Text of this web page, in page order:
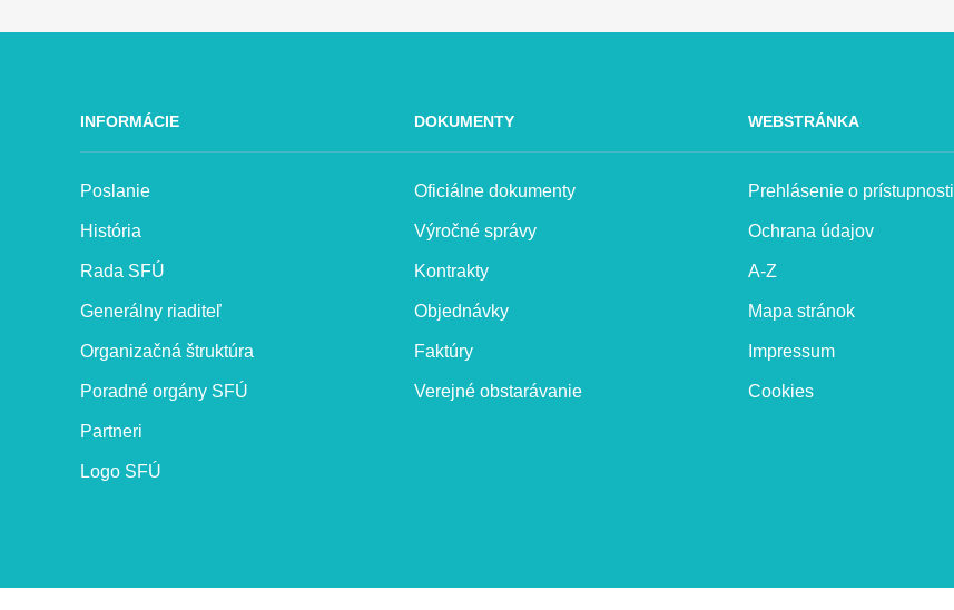
INFORMÁCIE
Poslanie
História
Rada SFÚ
Generálny riaditeľ
Organizačná štruktúra
Poradné orgány SFÚ
Partneri
Logo SFÚ
DOKUMENTY
Oficiálne dokumenty
Výročné správy
Kontrakty
Objednávky
Faktúry
Verejné obstarávanie
WEBSTRÁNKA
Prehlásenie o prístupnosti
Ochrana údajov
A-Z
Mapa stránok
Impressum
Cookies